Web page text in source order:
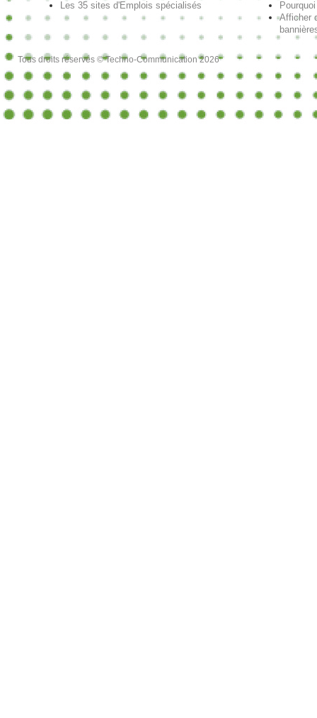
Les 35 sites d'Emplois spécialisés
Afficher
Tous droits réservés © Techno-Communication 2026